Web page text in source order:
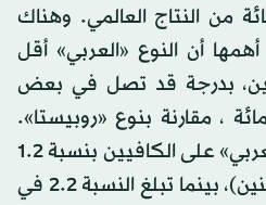
30 في المائة من النتاج العالمي. وهناك
أن النوع «العربي» أقل
بدرجة قد تصل في بعض
إلى 50 في المائة ، مقارنة بنوع «روبيستا».
وتحديداً يحتوي النوع «العربي» على الكافيين بنسبة 1.2
في المائة (واحد فاصلة اثنين)، بينما تبلغ النسبة 2.2 في